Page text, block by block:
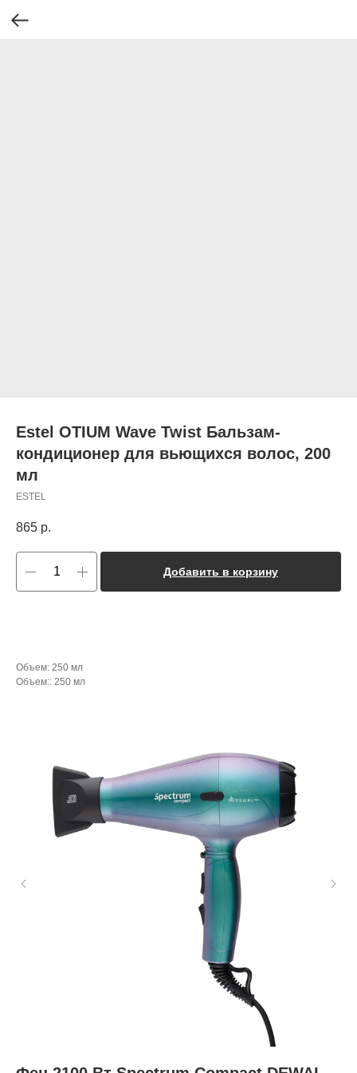
Estel OTIUM Wave Twist Бальзам-
кондиционер для вьющихся волос, 200
мл
ESTEL
865 р.
Добавить в корзину
Объем: 250 мл
Объем:: 250 мл